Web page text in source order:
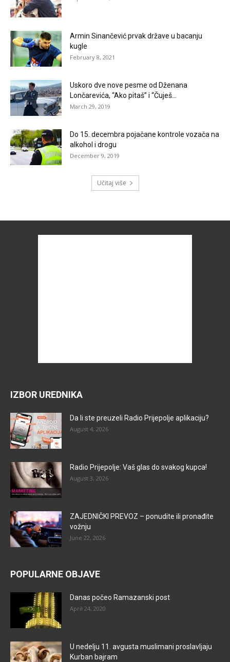
Armin Sinančević prvak države u bacanju
kugle
February 8, 2021
Uskoro dve nove pesme od Dženana
Lončarevića, “Ako pitaš” i “Čuješ...
March 29, 2019
Do 15. decembra pojačane kontrole vozača na
alkohol i drogu
December 9, 2019
Učitaj više
IZBOR UREDNIKA
Da li ste preuzeli Radio Prijepolje aplikaciju?
August 4, 2026
Radio Prijepolje: Vaš glas do svakog kupca!
August 3, 2026
ZAJEDNIČKI PREVOZ – ponudite ili pronađite
vožnju
June 22, 2026
POPULARNE OBJAVE
Danas počeo Ramazanski post
April 24, 2020
U nedelju 11. avgusta muslimani proslavljaju
Kurban bajram